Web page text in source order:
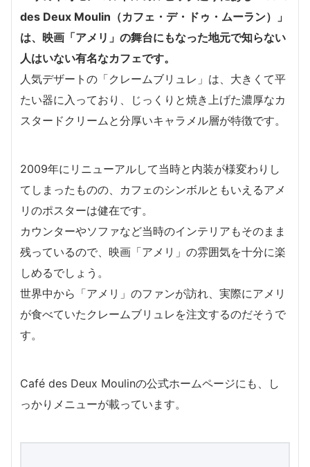
des Deux Moulin（カフェ・デ・ドゥ・ムーラン）」
は、映画「アメリ」の舞台にもなった地元で知らない
人はいない有名なカフェです。
人気デザートの「クレームブリュレ」は、大きくて平
たい器に入っており、じっくりと焼き上げた濃厚なカ
スタードクリームと分厚いキャラメル層が特徴です。
2009年にリニューアルして当時と内装が様変わりし
てしまったものの、カフェのシンボルともいえるアメ
リのポスターは健在です。
カウンターやソファなど当時のインテリアもそのまま
残っているので、映画「アメリ」の雰囲気を十分に楽
しめるでしょう。
世界中から「アメリ」のファンが訪れ、実際にアメリ
が食べていたクレームブリュレを注文するのだそうで
す。
Café des Deux Moulinの公式ホームページにも、し
っかりメニューが載っています。